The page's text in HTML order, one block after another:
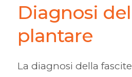
Diagnosi
plantare
La diagnosi della